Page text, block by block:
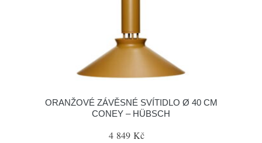
ORANŽOVÉ ZÁVĚSNÉ SVÍTIDLO Ø 40 CM
CONEY – HÜBSCH
4 849 Kč